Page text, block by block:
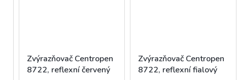
Zvýrazňovač Centropen
8722, reflexní červený
Zvýrazňovač Centropen
8722, reflexní fialový